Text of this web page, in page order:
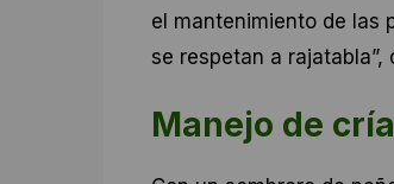
el mantenimiento de las
se respetan a rajatabla”,
Manejo de cría